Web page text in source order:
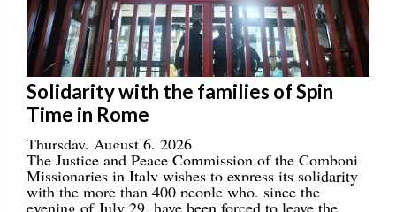
Solidarity with the families of Spin
Time in Rome
Thursday, August 6, 2026
The Justice and Peace Commission of the Comboni
Missionaries in Italy wishes to express its solidarity
with the more than 400 people who, since the